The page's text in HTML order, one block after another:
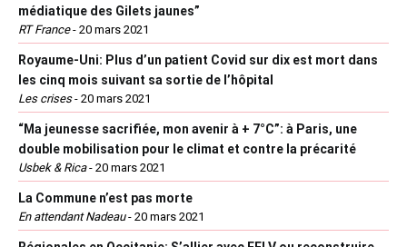
médiatique des Gilets jaunes”
RT France- 20 mars 2021
Royaume-Uni: Plus d’un patient Covid sur dix est mort dans
les cinq mois suivant sa sortie de l’hôpital
Les crises- 20 mars 2021
“Ma jeunesse sacrifiée, mon avenir à + 7°C”: à Paris, une
double mobilisation pour le climat et contre la précarité
Usbek & Rica- 20 mars 2021
La Commune n’est pas morte
En attendant Nadeau- 20 mars 2021